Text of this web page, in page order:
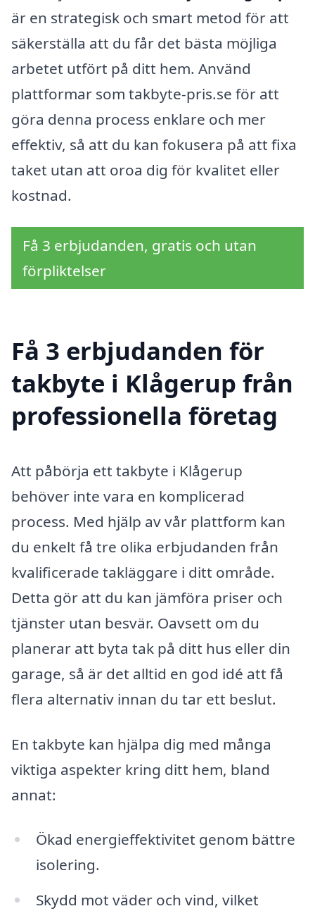
är en strategisk och smart metod för att
säkerställa att du får det bästa möjliga
arbetet utfört på ditt hem. Använd
plattformar som takbyte-pris.se för att
göra denna process enklare och mer
effektiv, så att du kan fokusera på att fixa
taket utan att oroa dig för kvalitet eller
kostnad.
Få 3 erbjudanden, gratis och utan
förpliktelser
Få 3 erbjudanden för
takbyte i Klågerup från
professionella företag
Att påbörja ett takbyte i Klågerup
behöver inte vara en komplicerad
process. Med hjälp av vår plattform kan
du enkelt få tre olika erbjudanden från
kvalificerade takläggare i ditt område.
Detta gör att du kan jämföra priser och
tjänster utan besvär. Oavsett om du
planerar att byta tak på ditt hus eller din
garage, så är det alltid en god idé att få
flera alternativ innan du tar ett beslut.
En takbyte kan hjälpa dig med många
viktiga aspekter kring ditt hem, bland
annat:
Ökad energieffektivitet genom bättre
isolering.
Skydd mot väder och vind, vilket